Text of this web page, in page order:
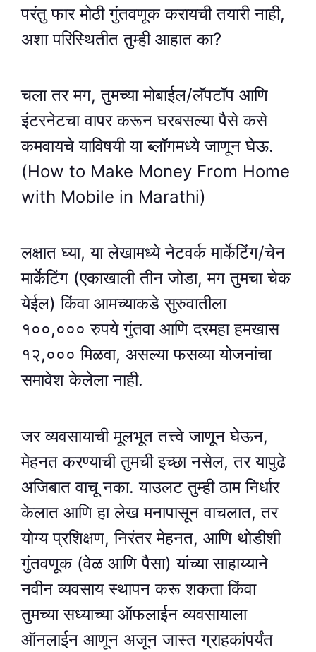
परंतु फार मोठी गुंतवणूक करायची तयारी नाही,
अशा परिस्थितीत तुम्ही आहात का?
चला तर मग, तुमच्या मोबाईल/लॅपटॉप आणि
इंटरनेटचा वापर करून घरबसल्या पैसे कसे
कमवायचे याविषयी या ब्लॉगमध्ये जाणून घेऊ.
(How to Make Money From Home
with Mobile in Marathi)
लक्षात घ्या, या लेखामध्ये नेटवर्क मार्केटिंग/चेन
मार्केटिंग (एकाखाली तीन जोडा, मग तुमचा चेक
येईल) किंवा आमच्याकडे सुरुवातीला
१००,००० रुपये गुंतवा आणि दरमहा हमखास
१२,००० मिळवा, असल्या फसव्या योजनांचा
समावेश केलेला नाही.
जर व्यवसायाची मूलभूत तत्त्वे जाणून घेऊन,
मेहनत करण्याची तुमची इच्छा नसेल, तर यापुढे
अजिबात वाचू नका. याउलट तुम्ही ठाम निर्धार
केलात आणि हा लेख मनापासून वाचलात, तर
योग्य प्रशिक्षण, निरंतर मेहनत, आणि थोडीशी
गुंतवणूक (वेळ आणि पैसा) यांच्या साहाय्याने
नवीन व्यवसाय स्थापन करू शकता किंवा
तुमच्या सध्याच्या ऑफलाईन व्यवसायाला
ऑनलाईन आणून अजून जास्त ग्राहकांपर्यंत